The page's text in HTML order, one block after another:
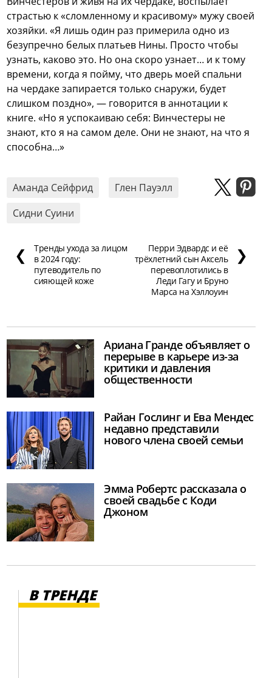
страстью к «сломленному и красивому» мужу своей
хозяйки. «Я лишь один раз примерила одно из
безупречно белых платьев Нины. Просто чтобы
узнать, каково это. Но она скоро узнает… и к тому
времени, когда я пойму, что дверь моей спальни
на чердаке запирается только снаружи, будет
слишком поздно», — говорится в аннотации к
книге. «Но я успокаиваю себя: Винчестеры не
знают, кто я на самом деле. Они не знают, на что я
способна…»
Аманда Сейфрид
Глен Пауэлл
Сидни Суини
❮
Тренды ухода за лицом
в 2024 году:
путеводитель по
сияющей коже
Перри Эдвардс и её
трёхлетний сын Аксель
перевоплотились в
Леди Гагу и Бруно
Марса на Хэллоуин
❯
Ариана Гранде объявляет о
перерыве в карьере из-за
критики и давления
общественности
Райан Гослинг и Ева Мендес
недавно представили
нового члена своей семьи
Эмма Робертс рассказала о
своей свадьбе с Коди
Джоном
В ТРЕНДЕ